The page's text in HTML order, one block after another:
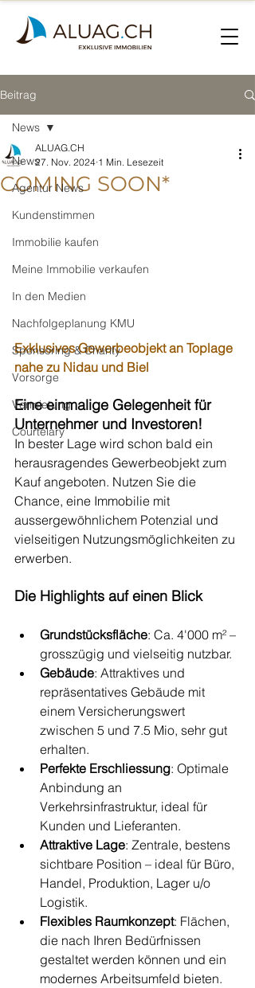
Beitrag
News
Agentur News
Kundenstimmen
Immobilie kaufen
Meine Immobilie verkaufen
In den Medien
Nachfolgeplanung KMU
Sponsoring & Charity
Vorsorge
Vermietung
Courtelary
News
COMING SOON*
ALUAG.CH
27. Nov. 2024 1 Min. Lesezeit
Exklusives Gewerbeobjekt an Toplage
nahe zu Nidau und Biel
Eine einmalige Gelegenheit für
Unternehmer und Investoren!
In bester Lage wird schon bald ein
herausragendes Gewerbeobjekt zum
Kauf angeboten. Nutzen Sie die
Chance, eine Immobilie mit
aussergewöhnlichem Potenzial und
vielseitigen Nutzungsmöglichkeiten zu
erwerben.
Die Highlights auf einen Blick
Grundstücksfläche: Ca. 4'000 m² –
grosszügig und vielseitig nutzbar.
Gebäude: Attraktives und
repräsentatives Gebäude mit
einem Versicherungswert
zwischen 5 und 7.5 Mio, sehr gut
erhalten.
Perfekte Erschliessung: Optimale
Anbindung an
Verkehrsinfrastruktur, ideal für
Kunden und Lieferanten.
Attraktive Lage: Zentrale, bestens
sichtbare Position – ideal für Büro,
Handel, Produktion, Lager u/o
Logistik.
Flexibles Raumkonzept: Flächen,
die nach Ihren Bedürfnissen
gestaltet werden können und ein
modernes Arbeitsumfeld bieten.